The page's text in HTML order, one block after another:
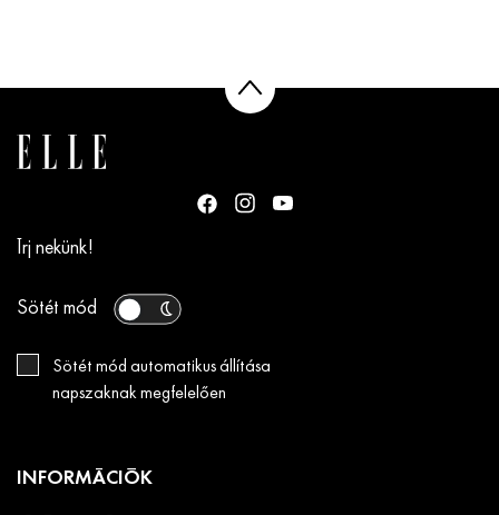
Írj nekünk!
Sötét mód
Sötét mód automatikus állítása
napszaknak megfelelően
INFORMÁCIÓK